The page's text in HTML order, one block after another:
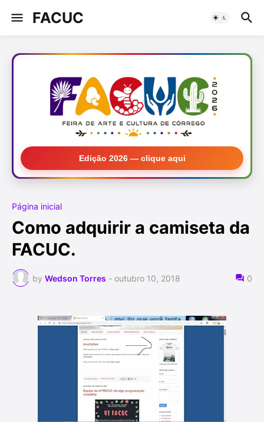
FACUC
Edição 2026 — clique aqui
Página inicial
Como adquirir a camiseta da
FACUC.
by Wedson Torres - outubro 10, 2018 0